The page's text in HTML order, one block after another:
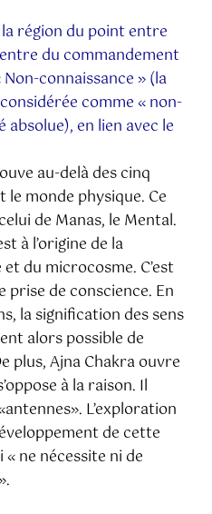
région du point entre
du commandement
connaissance » (la
comme « non-
absolue), en lien avec le
au-delà des cinq
monde physique. Ce
de Manas, le Mental.
à l’origine de la
du microcosme. C’est
prise de conscience. En
la signification des sens
alors possible de
plus, Ajna Chakra ouvre
à la raison. Il
L’exploration
de cette
ne nécessite ni de